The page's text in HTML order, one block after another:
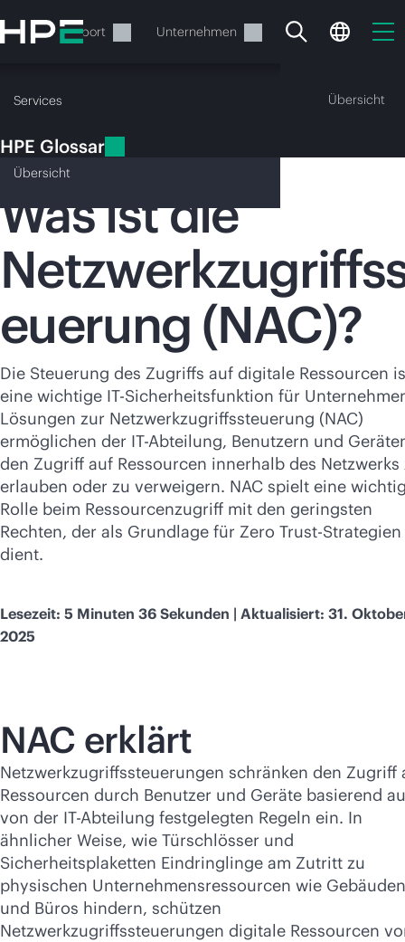
Hauptinhalt
wechseln
Support Unternehmen
Services
Ihr Warenkorb ist aktuell
leer
Besuchen Sie den HPE Store zum Stöbern,
Konfigurieren und Bestellen.
Jetzt kaufen
HPE Glossar Übersicht
Übersicht
HPE Glossar
Netzwerkzugriffssteuerung
Was ist die
euerung (NAC)?
Die Steuerung des Zugriffs auf digitale Ressourcen
eine wichtige IT-Sicherheitsfunktion für
Lösungen zur Netzwerkzugriffssteuerung (NAC)
ermöglichen der IT-Abteilung, Benutzern und
den Zugriff auf Ressourcen innerhalb des Netzwerks
erlauben oder zu verweigern. NAC spielt eine
Rolle beim Ressourcenzugriff mit den geringsten
Rechten, der als Grundlage für Zero Trust-Strategien
dient.
Lesezeit: 5 Minuten 36 Sekunden | Aktualisiert: 31.
2025
NAC erklärt
Netzwerkzugriffssteuerungen schränken den Zugriff
Ressourcen durch Benutzer und Geräte basierend
von der IT-Abteilung festgelegten Regeln ein. In
ähnlicher Weise, wie Türschlösser und
Sicherheitsplaketten Eindringlinge am Zutritt zu
physischen Unternehmensressourcen wie Gebäuden
und Büros hindern, schützen
Netzwerkzugriffssteuerungen digitale Ressourcen